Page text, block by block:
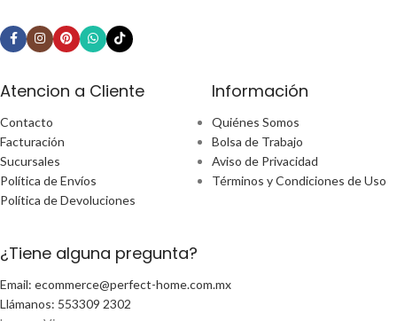
Atencion a Cliente
Contacto
Facturación
Sucursales
Política de Envíos
Política de Devoluciones
Información
Quiénes Somos
Bolsa de Trabajo
Aviso de Privacidad
Términos y Condiciones de Uso
¿Tiene alguna pregunta?
Email: ecommerce@perfect-home.com.mx
Llámanos: 553309 2302